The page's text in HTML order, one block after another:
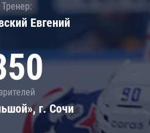
Тренер:
Евгений
зрителей
г. Сочи